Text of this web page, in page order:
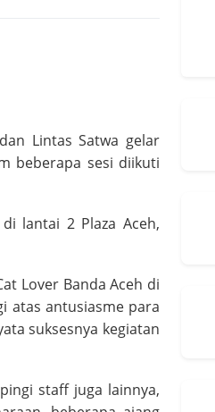
Lintas Satwa gelar
beberapa sesi diikuti
lantai 2 Plaza Aceh,
Lover Banda Aceh di
atas antusiasme para
suksesnya kegiatan
staff juga lainnya,